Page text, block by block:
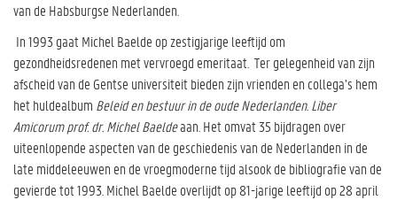
van de Habsburgse Nederlanden.
In 1993 gaat Michel Baelde op zestigjarige leeftijd om
gezondheidsredenen met vervroegd emeritaat. Ter gelegenheid van zijn
afscheid van de Gentse universiteit bieden zijn vrienden en collega’s hem
het huldealbum Beleid en bestuur in de oude Nederlanden. Liber
Amicorum prof. dr. Michel Baeldeaan. Het omvat 35 bijdragen over
uiteenlopende aspecten van de geschiedenis van de Nederlanden in de
late middeleeuwen en de vroegmoderne tijd alsook de bibliografie van de
gevierde tot 1993. Michel Baelde overlijdt op 81-jarige leeftijd op 28 april